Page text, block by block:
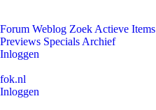
Forum Weblog Zoek Actieve Items
Previews Specials Archief
Inloggen
fok.nl
Inloggen